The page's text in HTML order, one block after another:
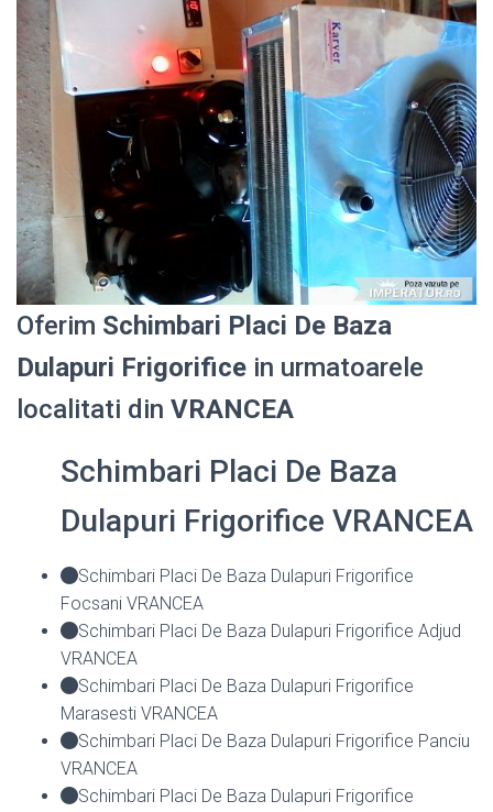
Oferim Schimbari Placi De Baza
Dulapuri Frigorifice in urmatoarele
localitati din VRANCEA
Schimbari Placi De Baza
Dulapuri Frigorifice VRANCEA
Schimbari Placi De Baza Dulapuri Frigorifice
Focsani VRANCEA
Schimbari Placi De Baza Dulapuri Frigorifice Adjud
VRANCEA
Schimbari Placi De Baza Dulapuri Frigorifice
Marasesti VRANCEA
Schimbari Placi De Baza Dulapuri Frigorifice Panciu
VRANCEA
Schimbari Placi De Baza Dulapuri Frigorifice